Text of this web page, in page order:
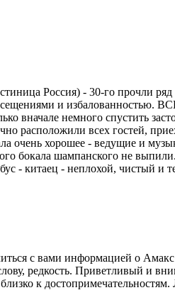
Россия) - 30-го прочли
и избалованностью.
вначале немного спустить
расположили всех гостей,
очень хорошее - ведущие и
бокала шампанского не
- китаец - неплохой, чистый и
с вами информацией о
редкость. Приветливый и
к